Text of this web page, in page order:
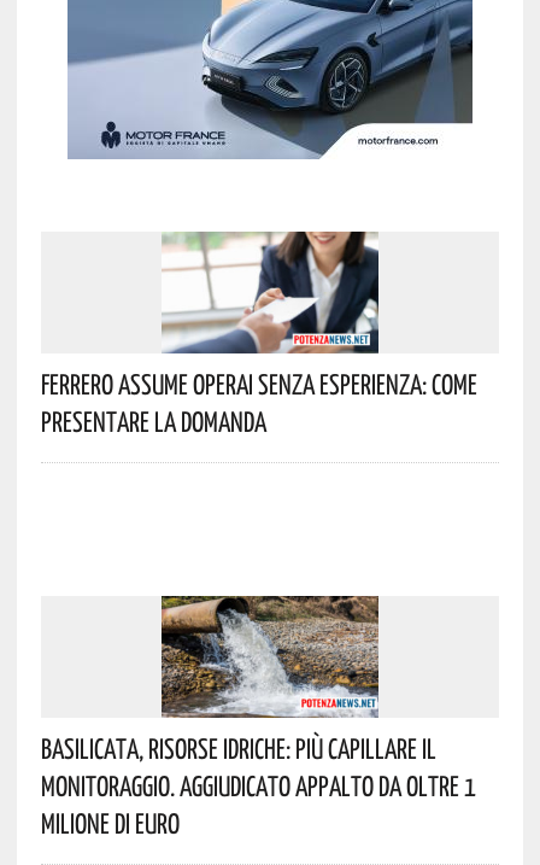
Ferrero Assume Operai Senza Esperienza: Come
Presentare La Domanda
Basilicata, Risorse Idriche: Più Capillare Il
Monitoraggio. Aggiudicato Appalto Da Oltre 1
Milione Di Euro